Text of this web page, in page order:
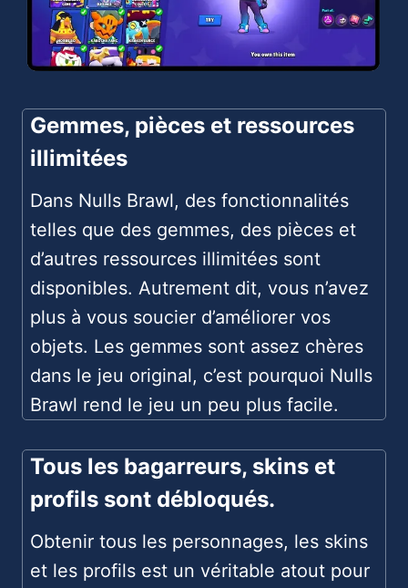
Gemmes, pièces et ressources
illimitées
Dans Nulls Brawl, des fonctionnalités
telles que des gemmes, des pièces et
d’autres ressources illimitées sont
disponibles. Autrement dit, vous n’avez
plus à vous soucier d’améliorer vos
objets. Les gemmes sont assez chères
dans le jeu original, c’est pourquoi Nulls
Brawl rend le jeu un peu plus facile.
Tous les bagarreurs, skins et
profils sont débloqués.
Obtenir tous les personnages, les skins
et les profils est un véritable atout pour